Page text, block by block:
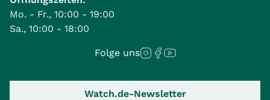
Mo. - Fr., 10:00 - 19:00
Sa., 10:00 - 18:00
Folge uns
Watch.de-Newsletter